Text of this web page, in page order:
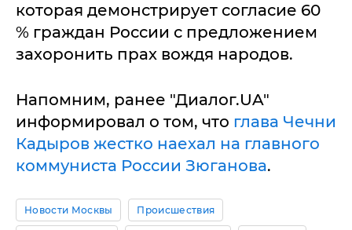
которая демонстрирует согласие 60
% граждан России с предложением
захоронить прах вождя народов.
Напомним, ранее "Диалог.UA"
информировал о том, что глава Чечни
Кадыров жестко наехал на главного
коммуниста России Зюганова.
Новости Москвы Происшествия